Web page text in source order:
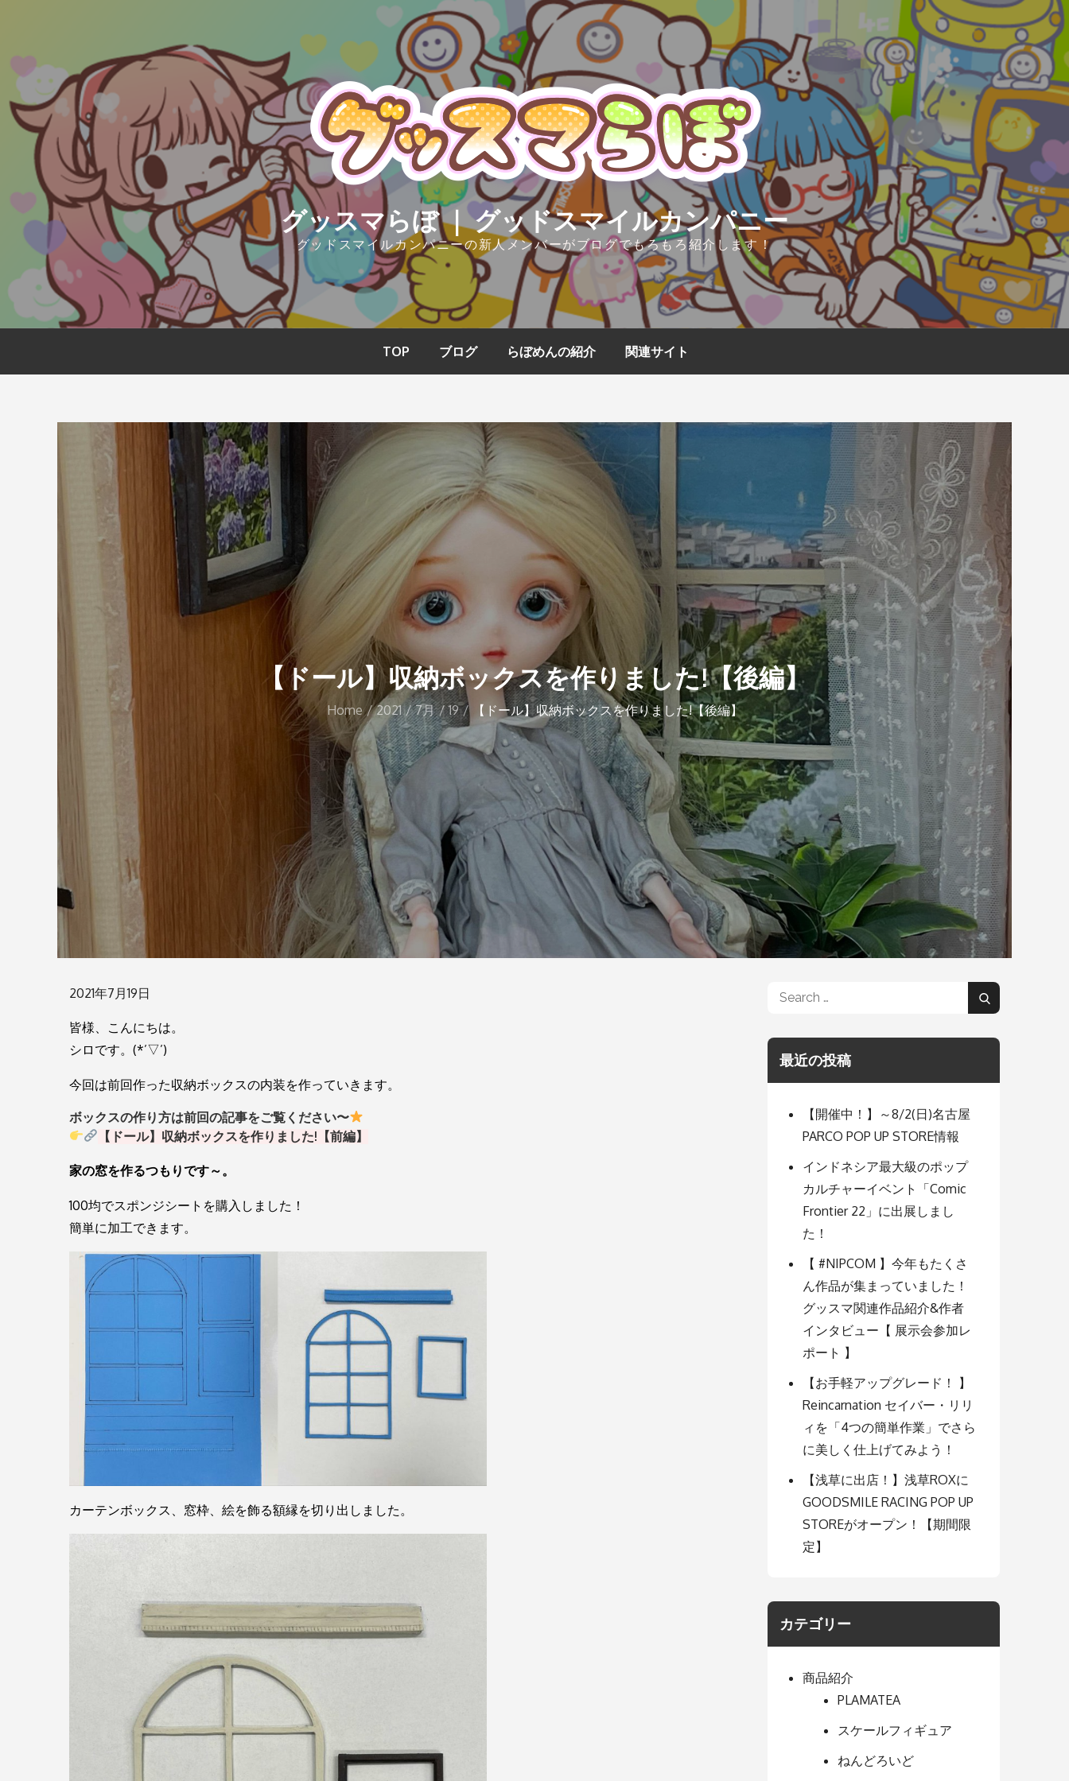
content
グッスマらぼ ｜ グッドスマイルカンパニー
グッドスマイルカンパニーの新人メンバーがブログでもろもろ紹介します！
TOP ブログ らぼめんの紹介 関連サイト
【ドール】収納ボックスを作りました!【後編】
Home 2021 7月 19 【ドール】収納ボックスを作りました!【後編】
Posted
2021年7月19日
皆様、こんにちは。
シロです。(*’▽’)
今回は前回作った収納ボックスの内装を作っていきます。
ボックスの作り方は前回の記事をご覧ください〜
【ドール】収納ボックスを作りました!【前編】
家の窓を作るつもりです～。
100均でスポンジシートを購入しました！
簡単に加工できます。
カーテンボックス、窓枠、絵を飾る額縁を切り出しました。
Search
Search
最近の投稿
【開催中！】～8/2(日)名古屋
PARCO POP UP STORE情報
インドネシア最大級のポップ
カルチャーイベント「Comic
Frontier 22」に出展しまし
た！
【 #NIPCOM 】今年もたくさ
ん作品が集まっていました！
グッスマ関連作品紹介&作者
インタビュー【 展示会参加レ
ポート 】
【お手軽アップグレード！ 】
Reincarnation セイバー・リリ
ィを「4つの簡単作業」でさら
に美しく仕上げてみよう！
【浅草に出店！】浅草ROXに
GOODSMILE RACING POP UP
STOREがオープン！【期間限
定】
カテゴリー
商品紹介
PLAMATEA
スケールフィギュア
ねんどろいど